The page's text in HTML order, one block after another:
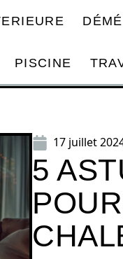
PISCINE
17 juillet
5